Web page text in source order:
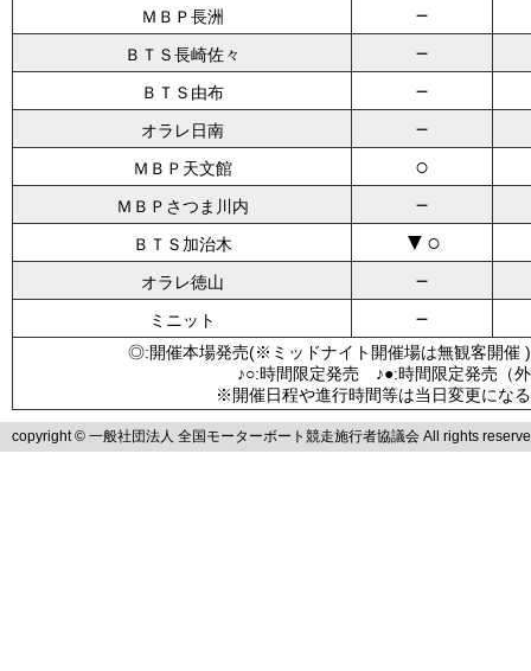
ＭＢＰ長洲 －
ＢＴＳ長崎佐々 －
ＢＴＳ由布 －
オラレ日南 －
ＭＢＰ天文館 ○
ＭＢＰさつま川内 －
ＢＴＳ加治木 ▼○
オラレ徳山 －
ミニット －
◎:開催本場発売(※ミッドナイト開催場は無観客
♪○:時間限定発売 ♪●:時間限定発売
※開催日程や進行時間等は当日変更にな
copyright © 一般社団法人 全国モーターボート競走施行者協議会 All rights